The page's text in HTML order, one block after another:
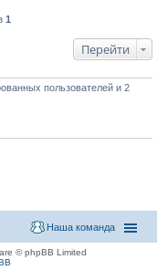
1
Перейти
пользователей и 2
Наша команда
© phpBB Limited